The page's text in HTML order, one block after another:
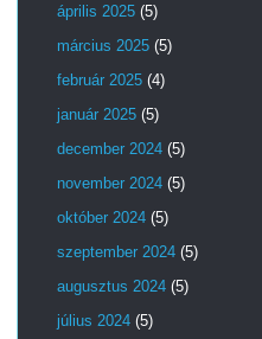
április 2025 (5)
március 2025 (5)
február 2025 (4)
január 2025 (5)
december 2024 (5)
november 2024 (5)
október 2024 (5)
szeptember 2024 (5)
augusztus 2024 (5)
július 2024 (5)